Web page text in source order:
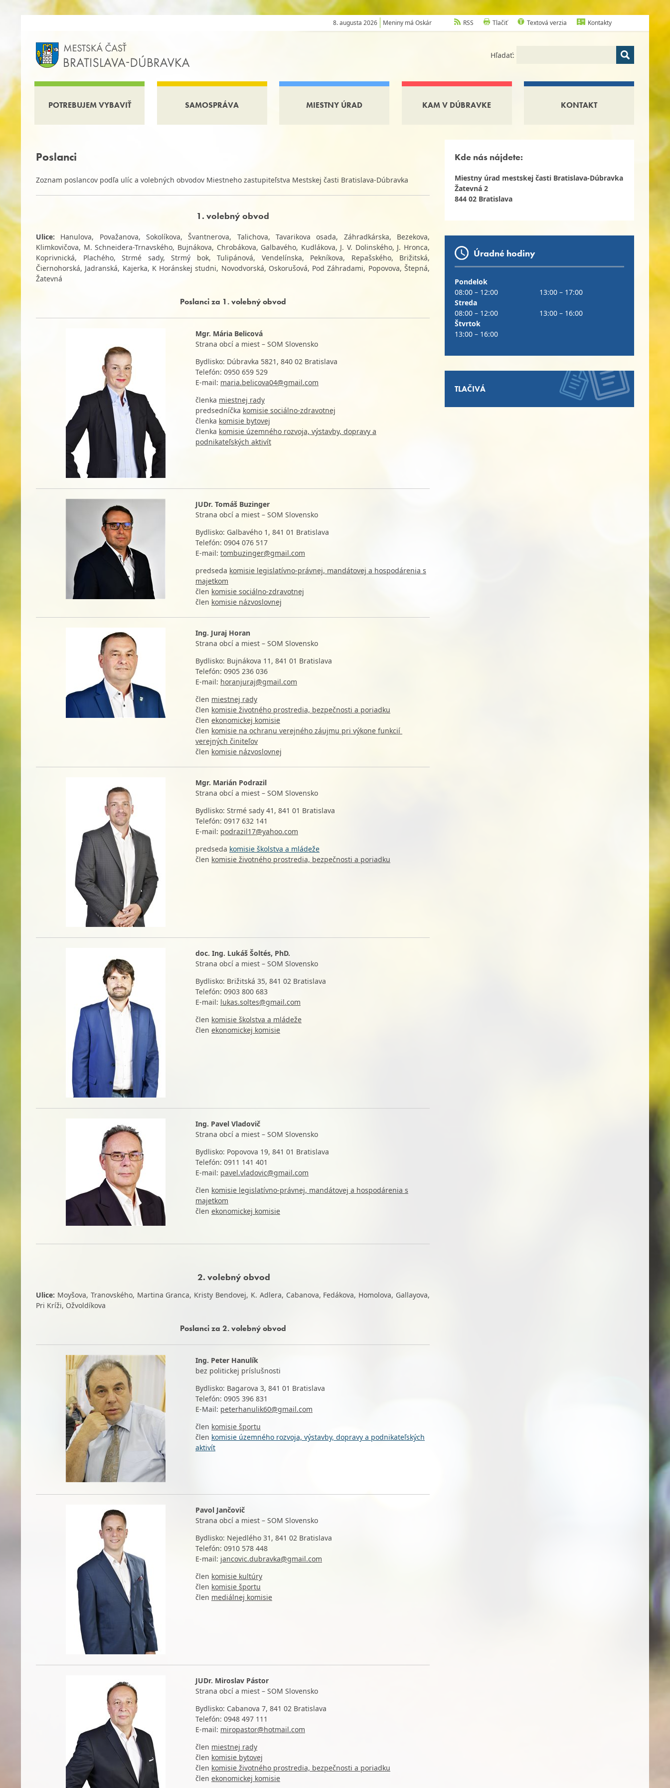
8. augusta 2026 Meniny má Oskár RSS Tlačiť Textová verzia Kontakty
Hľadať:
POTREBUJEM VYBAVIŤ SAMOSPRÁVA MIESTNY ÚRAD KAM V DÚBRAVKE KONTAKT
Poslanci
Zoznam poslancov podľa ulíc a volebných obvodov Miestneho zastupiteľstva Mestskej časti Bratislava-Dúbravka
1. volebný obvod
Ulice: Hanulova, Považanova, Sokolíkova, Švantnerova, Talichova, Tavarikova osada, Záhradkárska, Bezekova,
Klimkovičova, M. Schneidera-Trnavského, Bujnákova, Chrobákova, Galbavého, Kudlákova, J. V. Dolinského, J. Hronca,
Koprivnická, Plachého, Strmé sady, Strmý bok, Tulipánová, Vendelínska, Pekníkova, Repašského, Brižitská,
Čiernohorská, Jadranská, Kajerka, K Horánskej studni, Novodvorská, Oskorušová, Pod Záhradami, Popovova, Štepná,
Žatevná
Poslanci za 1. volebný obvod
Mgr. Mária Belicová
Strana obcí a miest – SOM Slovensko
Bydlisko: Dúbravka 5821, 840 02 Bratislava
Telefón: 0950 659 529
E-mail: maria.belicova04@gmail.com
členka miestnej rady
predsedníčka komisie sociálno-zdravotnej
členka komisie bytovej
členka komisie územného rozvoja, výstavby, dopravy a
podnikateľských aktivít
JUDr. Tomáš Buzinger
Strana obcí a miest – SOM Slovensko
Bydlisko: Galbavého 1, 841 01 Bratislava
Telefón: 0904 076 517
E-mail: tombuzinger@gmail.com
predseda komisie legislatívno-právnej, mandátovej a hospodárenia s
majetkom
člen komisie sociálno-zdravotnej
člen komisie názvoslovnej
Ing. Juraj Horan
Strana obcí a miest – SOM Slovensko
Bydlisko: Bujnákova 11, 841 01 Bratislava
Telefón: 0905 236 036
E-mail: horanjuraj@gmail.com
člen miestnej rady
člen komisie životného prostredia, bezpečnosti a poriadku
člen ekonomickej komisie
člen komisie na ochranu verejného záujmu pri výkone funkcií
verejných činiteľov
člen komisie názvoslovnej
Mgr. Marián Podrazil
Strana obcí a miest – SOM Slovensko
Bydlisko: Strmé sady 41, 841 01 Bratislava
Telefón: 0917 632 141
E-mail: podrazil17@yahoo.com
predseda komisie školstva a mládeže
člen komisie životného prostredia, bezpečnosti a poriadku
doc. Ing. Lukáš Šoltés, PhD.
Strana obcí a miest – SOM Slovensko
Bydlisko: Brižitská 35, 841 02 Bratislava
Telefón: 0903 800 683
E-mail: lukas.soltes@gmail.com
člen komisie školstva a mládeže
člen ekonomickej komisie
Ing. Pavel Vladovič
Strana obcí a miest – SOM Slovensko
Bydlisko: Popovova 19, 841 01 Bratislava
Telefón: 0911 141 401
E-mail: pavel.vladovic@gmail.com
člen komisie legislatívno-právnej, mandátovej a hospodárenia s
majetkom
člen ekonomickej komisie
2. volebný obvod
Ulice: Moyšova, Tranovského, Martina Granca, Kristy Bendovej, K. Adlera, Cabanova, Fedákova, Homolova, Gallayova,
Pri Kríži, Ožvoldíkova
Poslanci za 2. volebný obvod
Ing. Peter Hanulík
bez politickej príslušnosti
Bydlisko: Bagarova 3, 841 01 Bratislava
Telefón: 0905 396 831
E-Mail: peterhanulik60@gmail.com
člen komisie športu
člen komisie územného rozvoja, výstavby, dopravy a podnikateľských
aktivít
Pavol Jančovič
Strana obcí a miest – SOM Slovensko
Bydlisko: Nejedlého 31, 841 02 Bratislava
Telefón: 0910 578 448
E-mail: jancovic.dubravka@gmail.com
člen komisie kultúry
člen komisie športu
člen mediálnej komisie
JUDr. Miroslav Pástor
Strana obcí a miest – SOM Slovensko
Bydlisko: Cabanova 7, 841 02 Bratislava
Telefón: 0948 497 111
E-mail: miropastor@hotmail.com
člen miestnej rady
člen komisie bytovej
člen komisie životného prostredia, bezpečnosti a poriadku
člen ekonomickej komisie
Kde nás nájdete:
Miestny úrad mestskej časti Bratislava-Dúbravka
Žatevná 2
844 02 Bratislava
Úradné hodiny
Pondelok
08:00 – 12:00
13:00 – 17:00
Streda
08:00 – 12:00
13:00 – 16:00
Štvrtok
13:00 – 16:00
TLAČIVÁ